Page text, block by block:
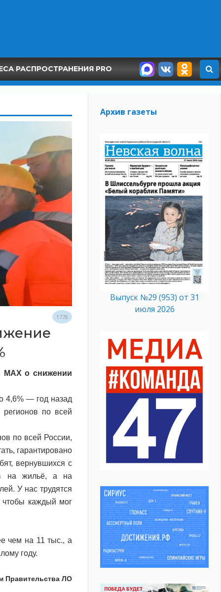
РАСПРОСТРАНЕНИЯ PRO
1778
MAX о снижении
4,6% — год назад
по всей
по всей России,
гарантировано
вернувшихся с
на жильё, а на
У нас трудятся
каждый мог
чем на 11 тыс., а
году.
Правительства ЛО
Архив газеты
Выпуск №29 (953) от 31
июля 2026